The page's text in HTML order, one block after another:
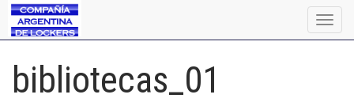
bibliotecas_01